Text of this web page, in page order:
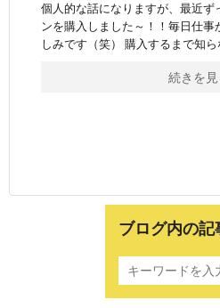
個人的な話になりますが、最近ず
ンを購入しました～！！毎日仕
しみです（笑） 購入するまで知ら
続きを見
ブログ内の記